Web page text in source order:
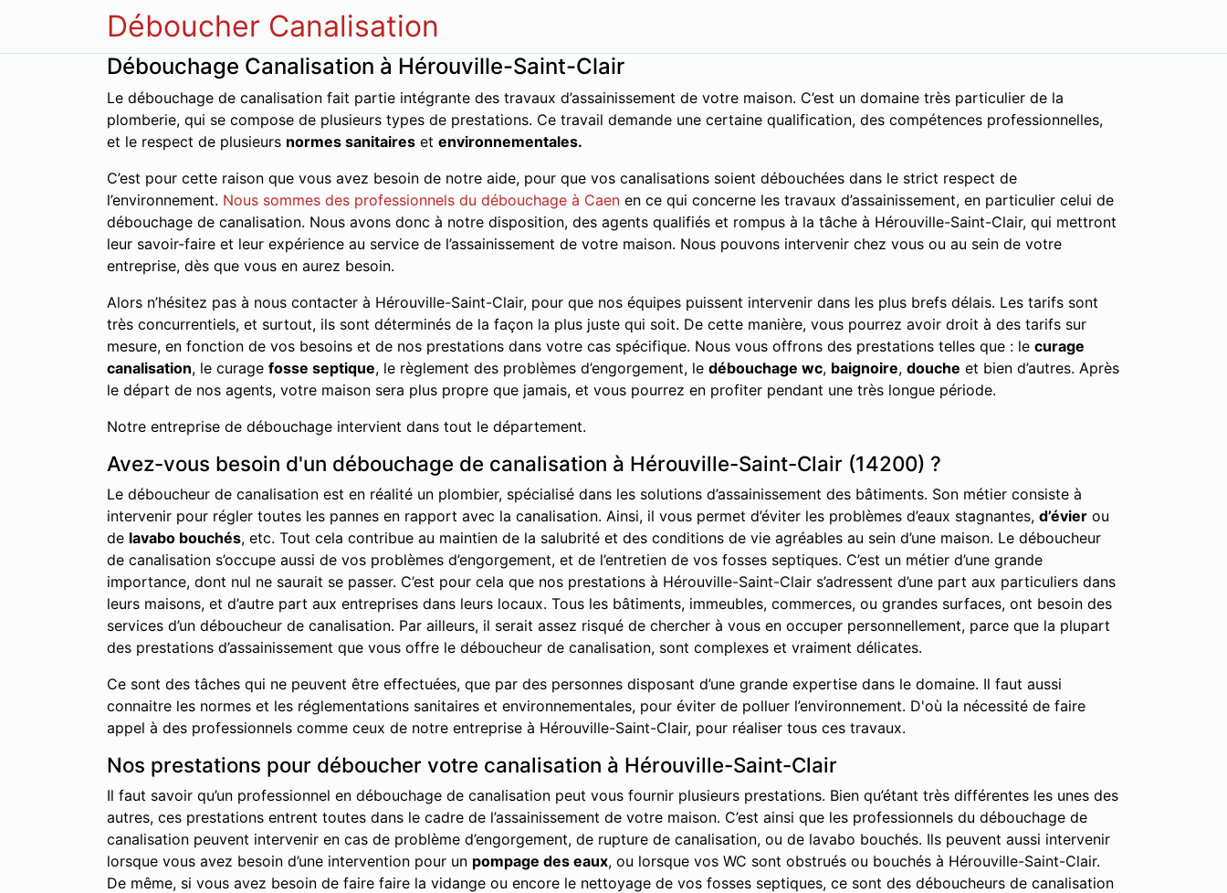
Déboucher Canalisation
Débouchage Canalisation à Hérouville-Saint-Clair
Le débouchage de canalisation fait partie intégrante des travaux d’assainissement de votre maison. C’est un domaine très particulier de la
plomberie, qui se compose de plusieurs types de prestations. Ce travail demande une certaine qualification, des compétences professionnelles,
et le respect de plusieurs normes sanitaires et environnementales.
C’est pour cette raison que vous avez besoin de notre aide, pour que vos canalisations soient débouchées dans le strict respect de
l’environnement. Nous sommes des professionnels du débouchage à Caen en ce qui concerne les travaux d’assainissement, en particulier celui de
débouchage de canalisation. Nous avons donc à notre disposition, des agents qualifiés et rompus à la tâche à Hérouville-Saint-Clair, qui mettront
leur savoir-faire et leur expérience au service de l’assainissement de votre maison. Nous pouvons intervenir chez vous ou au sein de votre
entreprise, dès que vous en aurez besoin.
Alors n’hésitez pas à nous contacter à Hérouville-Saint-Clair, pour que nos équipes puissent intervenir dans les plus brefs délais. Les tarifs sont
très concurrentiels, et surtout, ils sont déterminés de la façon la plus juste qui soit. De cette manière, vous pourrez avoir droit à des tarifs sur
mesure, en fonction de vos besoins et de nos prestations dans votre cas spécifique. Nous vous offrons des prestations telles que : le curage
canalisation, le curage fosse septique, le règlement des problèmes d’engorgement, le débouchage wc, baignoire, douche et bien d’autres. Après
le départ de nos agents, votre maison sera plus propre que jamais, et vous pourrez en profiter pendant une très longue période.
Notre entreprise de débouchage intervient dans tout le département.
Avez-vous besoin d'un débouchage de canalisation à Hérouville-Saint-Clair (14200) ?
Le déboucheur de canalisation est en réalité un plombier, spécialisé dans les solutions d’assainissement des bâtiments. Son métier consiste à
intervenir pour régler toutes les pannes en rapport avec la canalisation. Ainsi, il vous permet d’éviter les problèmes d’eaux stagnantes, d’évier ou
de lavabo bouchés, etc. Tout cela contribue au maintien de la salubrité et des conditions de vie agréables au sein d’une maison. Le déboucheur
de canalisation s’occupe aussi de vos problèmes d’engorgement, et de l’entretien de vos fosses septiques. C’est un métier d’une grande
importance, dont nul ne saurait se passer. C’est pour cela que nos prestations à Hérouville-Saint-Clair s’adressent d’une part aux particuliers dans
leurs maisons, et d’autre part aux entreprises dans leurs locaux. Tous les bâtiments, immeubles, commerces, ou grandes surfaces, ont besoin des
services d’un déboucheur de canalisation. Par ailleurs, il serait assez risqué de chercher à vous en occuper personnellement, parce que la plupart
des prestations d’assainissement que vous offre le déboucheur de canalisation, sont complexes et vraiment délicates.
Ce sont des tâches qui ne peuvent être effectuées, que par des personnes disposant d’une grande expertise dans le domaine. Il faut aussi
connaitre les normes et les réglementations sanitaires et environnementales, pour éviter de polluer l’environnement. D'où la nécessité de faire
appel à des professionnels comme ceux de notre entreprise à Hérouville-Saint-Clair, pour réaliser tous ces travaux.
Nos prestations pour déboucher votre canalisation à Hérouville-Saint-Clair
Il faut savoir qu’un professionnel en débouchage de canalisation peut vous fournir plusieurs prestations. Bien qu’étant très différentes les unes des
autres, ces prestations entrent toutes dans le cadre de l’assainissement de votre maison. C’est ainsi que les professionnels du débouchage de
canalisation peuvent intervenir en cas de problème d’engorgement, de rupture de canalisation, ou de lavabo bouchés. Ils peuvent aussi intervenir
lorsque vous avez besoin d’une intervention pour un pompage des eaux, ou lorsque vos WC sont obstrués ou bouchés à Hérouville-Saint-Clair.
De même, si vous avez besoin de faire faire la vidange ou encore le nettoyage de vos fosses septiques, ce sont des déboucheurs de canalisation